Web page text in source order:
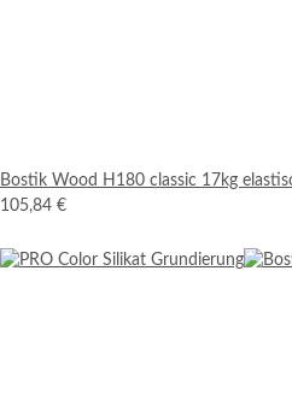
Bostik Wood H180 classic 17kg
105,84 €